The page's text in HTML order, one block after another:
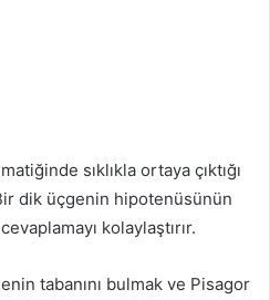
sıklıkla ortaya çıktığı
dik üçgenin hipotenüsünün
kolaylaştırır.
tabanını bulmak ve Pisagor